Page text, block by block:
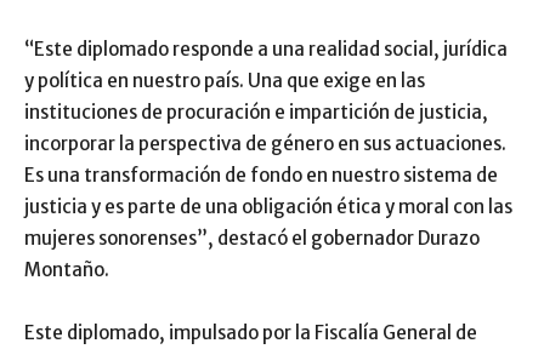
“Este diplomado responde a una realidad social, jurídica
y política en nuestro país. Una que exige en las
instituciones de procuración e impartición de justicia,
incorporar la perspectiva de género en sus actuaciones.
Es una transformación de fondo en nuestro sistema de
justicia y es parte de una obligación ética y moral con las
mujeres sonorenses”, destacó el gobernador Durazo
Montaño.
Este diplomado, impulsado por la Fiscalía General de